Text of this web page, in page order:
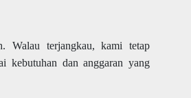
Walau terjangkau, kami tetap
kebutuhan dan anggaran yang